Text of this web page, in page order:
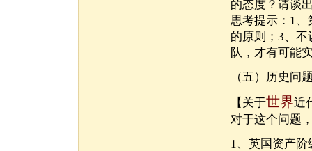
的态度？请谈
思考提示：1、
的原则；3、
队，才有可能
（五）历史问
【关于世界近
对于这个问题
1、英国资产